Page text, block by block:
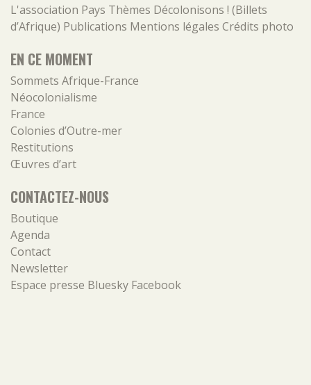
L'association Pays Thèmes Décolonisons ! (Billets
d’Afrique) Publications Mentions légales Crédits photo
EN CE MOMENT
Sommets Afrique-France
Néocolonialisme
France
Colonies d’Outre-mer
Restitutions
Œuvres d’art
CONTACTEZ-NOUS
Boutique
Agenda
Contact
Newsletter
Espace presse Bluesky Facebook